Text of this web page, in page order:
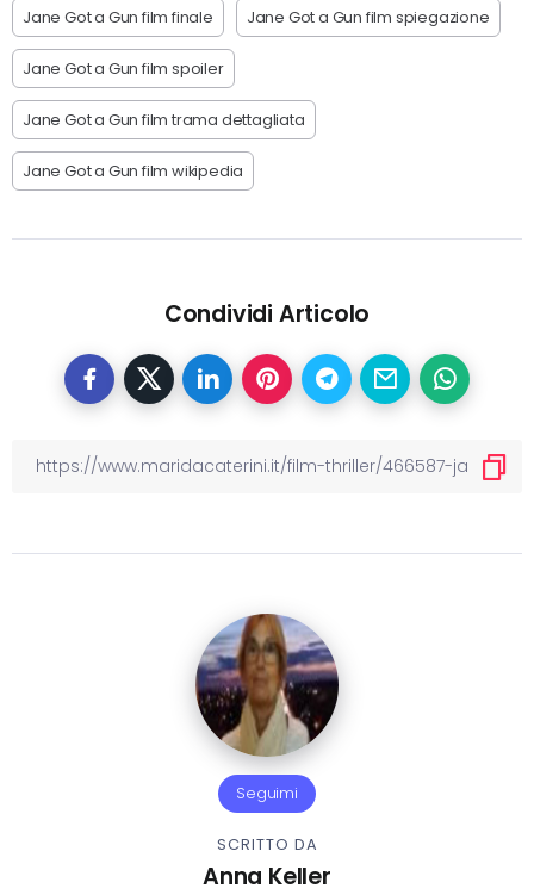
Jane Got a Gun film finale Jane Got a Gun film spiegazione
Jane Got a Gun film spoiler
Jane Got a Gun film trama dettagliata
Jane Got a Gun film wikipedia
Condividi Articolo
Seguimi
SCRITTO DA
Anna Keller